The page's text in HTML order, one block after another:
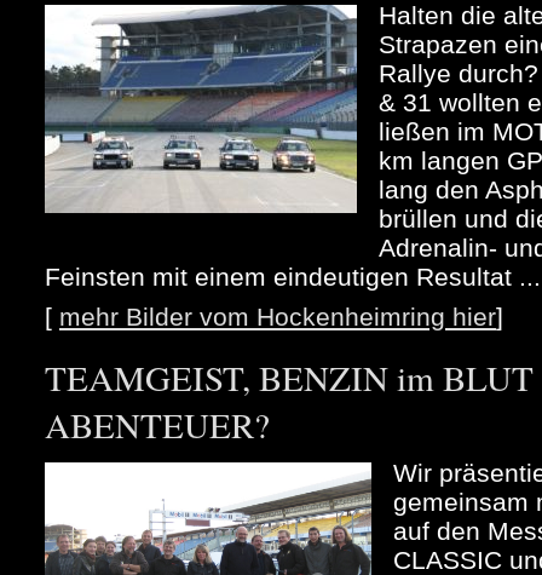
Halten die
Strapazen
Rallye
& 31 wollten
ließen im
km langen
lang den
brüllen und
Adrenalin-
Feinsten mit einem eindeutigen Resultat ...
[ mehr Bilder vom Hockenheimring hier]
TEAMGEIST, BENZIN im BLUT
ABENTEUER?
Wir
gemeinsam
auf den
CLASSIC